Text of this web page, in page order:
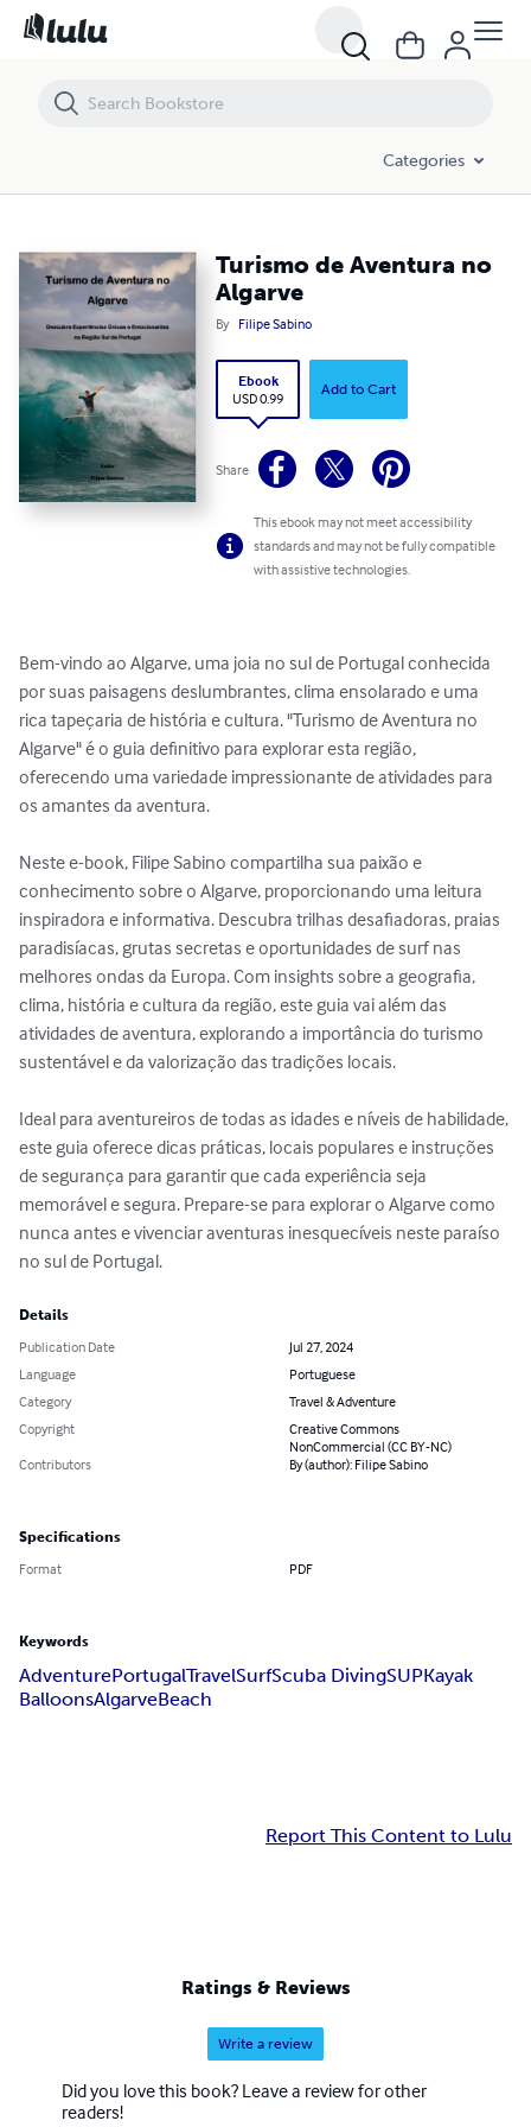
Categories
Turismo de Aventura no
Algarve
By Filipe Sabino
Ebook
USD 0.99
Add to Cart
Share
This ebook may not meet accessibility
standards and may not be fully compatible
with assistive technologies.
Bem-vindo ao Algarve, uma joia no sul de Portugal conhecida
por suas paisagens deslumbrantes, clima ensolarado e uma
rica tapeçaria de história e cultura. "Turismo de Aventura no
Algarve" é o guia definitivo para explorar esta região,
oferecendo uma variedade impressionante de atividades para
os amantes da aventura.
Neste e-book, Filipe Sabino compartilha sua paixão e
conhecimento sobre o Algarve, proporcionando uma leitura
inspiradora e informativa. Descubra trilhas desafiadoras, praias
paradisíacas, grutas secretas e oportunidades de surf nas
melhores ondas da Europa. Com insights sobre a geografia,
clima, história e cultura da região, este guia vai além das
atividades de aventura, explorando a importância do turismo
sustentável e da valorização das tradições locais.
Ideal para aventureiros de todas as idades e níveis de habilidade,
este guia oferece dicas práticas, locais populares e instruções
de segurança para garantir que cada experiência seja
memorável e segura. Prepare-se para explorar o Algarve como
nunca antes e vivenciar aventuras inesquecíveis neste paraíso
no sul de Portugal.
Details
Publication Date
Jul 27, 2024
Language
Portuguese
Category
Travel & Adventure
Copyright
Creative Commons
NonCommercial (CC BY-NC)
Contributors
By (author): Filipe Sabino
Specifications
Format PDF
Keywords
AdventurePortugalTravelSurfScuba DivingSUPKayak
BalloonsAlgarveBeach
Report This Content to Lulu
Ratings & Reviews
Write a review
Did you love this book? Leave a review for other
readers!
Turismo de Aventura no Algarve